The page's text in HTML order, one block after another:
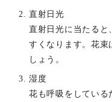
直射日光
直射日光に当たると
すくなります。花束
しょう。
湿度
花も呼吸をしている